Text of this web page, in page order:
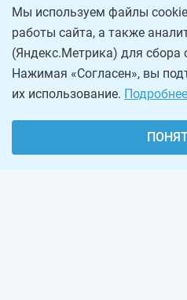
Мы используем файлы
работы сайта, а также
(Яндекс.Метрика) для сбора
Нажимая «Согласен», вы
их использование. Подробнее